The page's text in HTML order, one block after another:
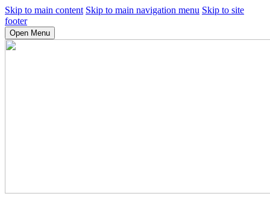
Skip to main content Skip to main navigation menu Skip to site
footer
Open Menu